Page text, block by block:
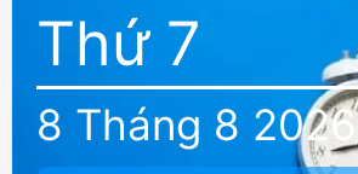
Thứ 7
8 Tháng 8 2026